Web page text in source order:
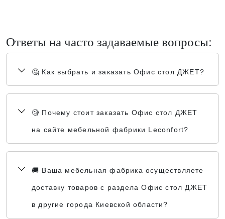
Ответы на часто задаваемые вопросы:
🤔 Как выбрать и заказать Офис стол ДЖЕТ?
🧐 Почему стоит заказать Офис стол ДЖЕТ
на сайте мебельной фабрики Leconfort?
🚚 Ваша мебельная фабрика осуществляете
доставку товаров с раздела Офис стол ДЖЕТ
в другие города Киевской области?